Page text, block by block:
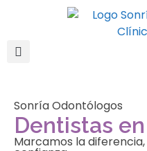
Sonría Odontólogos
Dentistas
Marcamos la